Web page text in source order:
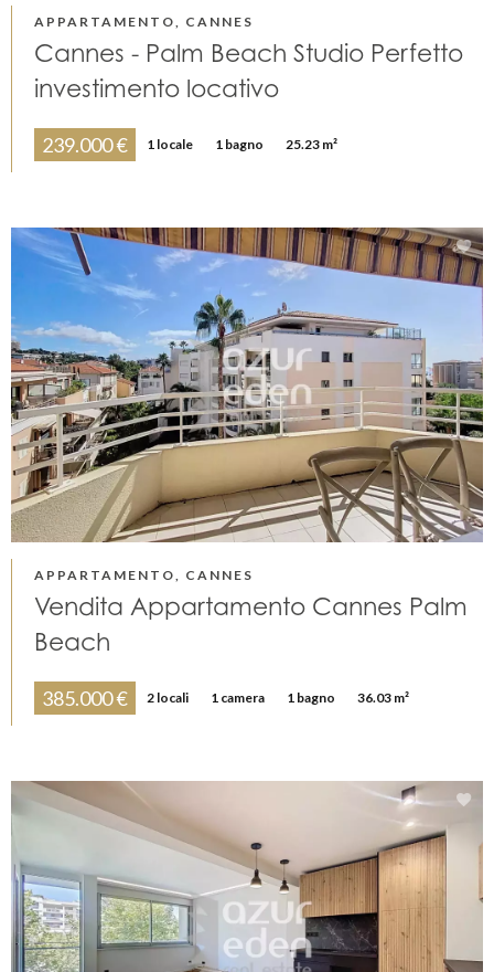
APPARTAMENTO, CANNES
Cannes - Palm Beach Studio Perfetto
investimento locativo
239.000 € 1 locale 1 bagno 25.23 m²
APPARTAMENTO, CANNES
Vendita Appartamento Cannes Palm
Beach
385.000 € 2 locali 1 camera 1 bagno 36.03 m²